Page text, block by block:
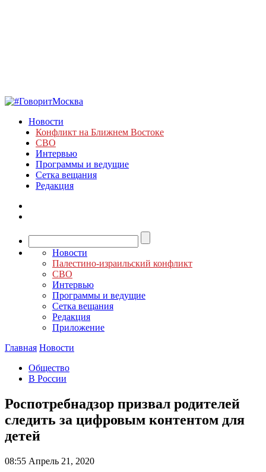
Новости
Конфликт на Ближнем Востоке
СВО
Интервью
Программы и ведущие
Сетка вещания
Редакция
Новости
Палестино-израильский конфликт
СВО
Интервью
Программы и ведущие
Сетка вещания
Редакция
Приложение
Главная Новости
Общество
В России
Роспотребнадзор призвал родителей
следить за цифровым контентом для
детей
08:55 Апрель 21, 2020